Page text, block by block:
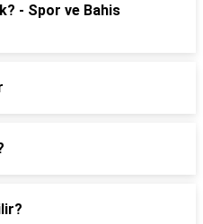
- Spor ve Bahis